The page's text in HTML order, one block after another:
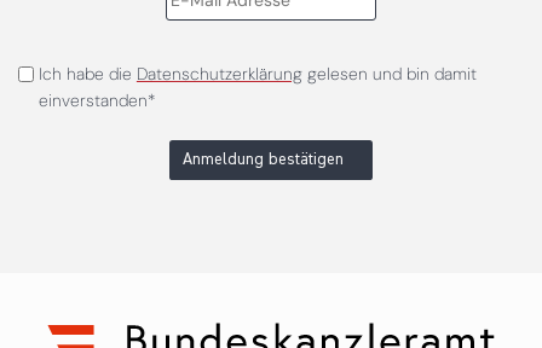
Ich habe die Datenschutzerklärunggelesen und bin damit
einverstanden*
Anmeldung bestätigen